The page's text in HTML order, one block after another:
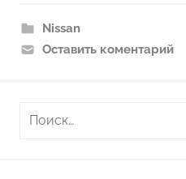
Nissan
Оставить коментарий